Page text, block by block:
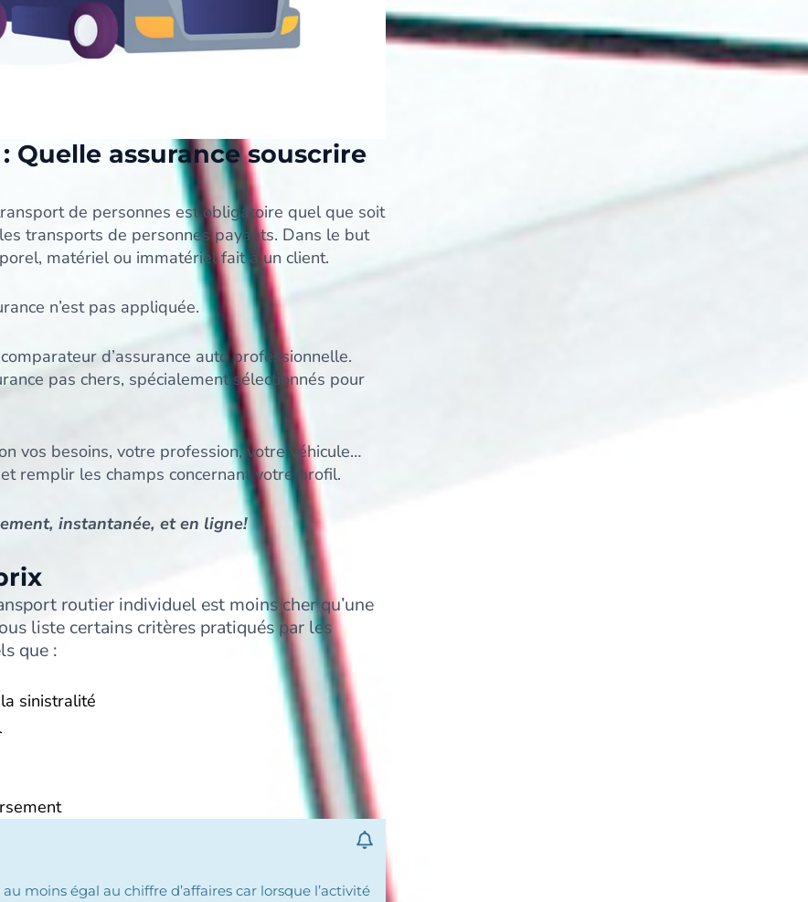
Quelle assurance souscrire
de personnes est obligatoire quel que soit
transports de personnes payants. Dans le but
matériel ou immatériel fait à un client.
n’est pas appliquée.
d’assurance auto professionnelle.
pas chers, spécialement sélectionnés pour
vos besoins, votre profession, votre véhicule…
remplir les champs concernant votre profil.
instantanée, et en ligne!
routier individuel est moins cher qu’une
liste certains critères pratiqués par les
que :
la sinistralité
moins égal au chiffre d’affaires car lorsque l’activité